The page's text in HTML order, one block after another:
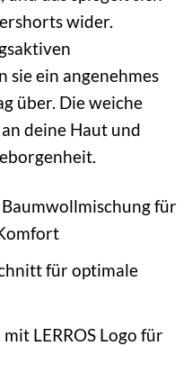
wider.
sie ein angenehmes
über. Die weiche
deine Haut und
für
für optimale
LERROS Logo für